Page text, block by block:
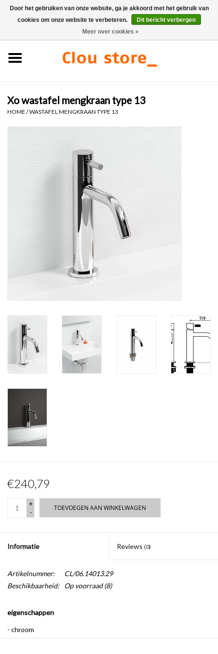
0 Artikelen - €0,00
Fonteinsets
Fonteinen
Toiletten
Kranen & afvoeren
Badkamer accessoires
Xo wastafel mengkraan type 13
HOME /WASTAFEL MENGKRAAN TYPE 13
€240,79
+
-
TOEVOEGEN AAN WINKELWAGEN
Informatie Reviews (0)
Artikelnummer:
CL/06.14013.29
Beschikbaarheid:
Op voorraad(8)
eigenschappen
- chroom
Door het gebruiken van onze website, ga je akkoord met het gebruik van
cookies om onze website te verbeteren.
Dit bericht verbergen
Meer over cookies »